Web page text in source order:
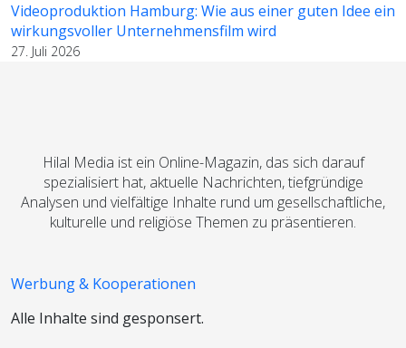
Videoproduktion Hamburg: Wie aus einer guten Idee ein
wirkungsvoller Unternehmensfilm wird
27. Juli 2026
Hilal Media ist ein Online-Magazin, das sich darauf
spezialisiert hat, aktuelle Nachrichten, tiefgründige
Analysen und vielfältige Inhalte rund um gesellschaftliche,
kulturelle und religiöse Themen zu präsentieren.
Werbung & Kooperationen
Alle Inhalte sind gesponsert.